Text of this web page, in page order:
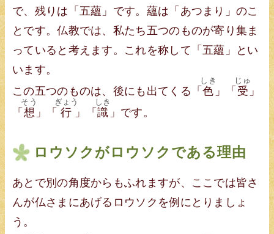
で、残りは「五蘊」です。蘊は「あつまり」のこ
とです。仏教では、私たち五つのものが寄り集ま
っていると考えます。これを称して「五蘊」とい
います。
この五つのものは、後にも出てくる「色
しき
」「 受
じゅ
」
「 想
そう
」「 行
ぎょう
」「 識
しき
」です。
ロウソクがロウソクである理由
あとで別の角度からもふれますが、ここでは皆さ
んが仏さまにあげるロウソクを例にとりましょ
う。